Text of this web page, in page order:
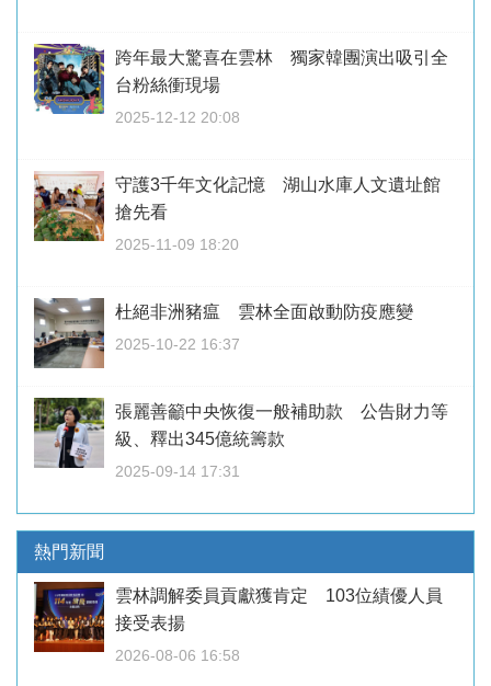
跨年最大驚喜在雲林 獨家韓團演出吸引全
台粉絲衝現場
2025-12-12 20:08
守護3千年文化記憶 湖山水庫人文遺址館
搶先看
2025-11-09 18:20
杜絕非洲豬瘟 雲林全面啟動防疫應變
2025-10-22 16:37
張麗善籲中央恢復一般補助款 公告財力等
級、釋出345億統籌款
2025-09-14 17:31
熱門新聞
雲林調解委員貢獻獲肯定 103位績優人員
接受表揚
2026-08-06 16:58